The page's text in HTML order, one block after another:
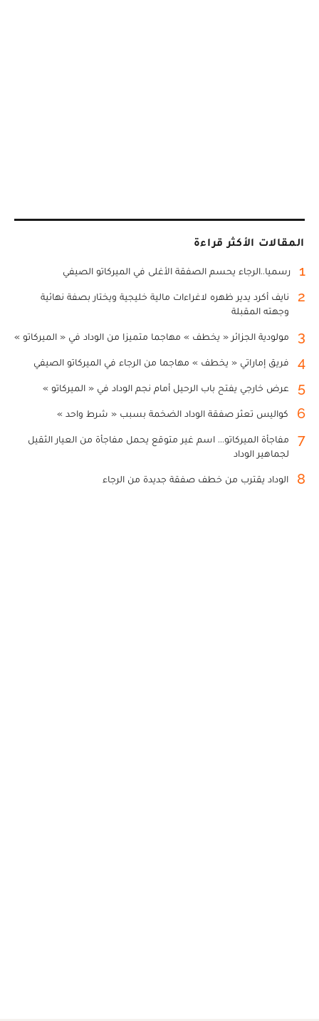
المقالات الأكثر قراءة
1 رسميا..الرجاء يحسم الصفقة الأغلى في الميركاتو الصيفي
2
نايف أكرد يدير ظهره لاغراءات مالية خليجية ويختار بصفة نهائية
وجهته المقبلة
3 مولودية الجزائر « يخطف » مهاجما متميزا من الوداد في « الميركاتو »
4 فريق إماراتي « يخطف » مهاجما من الرجاء في الميركاتو الصيفي
5 عرض خارجي يفتح باب الرحيل أمام نجم الوداد في « الميركاتو »
6 كواليس تعثر صفقة الوداد الضخمة بسبب « شرط واحد »
7
مفاجأة الميركاتو... اسم غير متوقع يحمل مفاجأة من العيار الثقيل
لجماهير الوداد
8 الوداد يقترب من خطف صفقة جديدة من الرجاء